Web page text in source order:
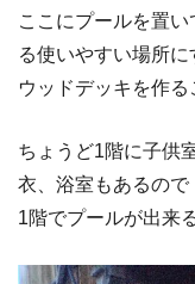
ここにプールを置
る使いやすい場所に
ウッドデッキを作る
ちょうど1階に子供
衣、浴室もあるので
1階でプールが出来